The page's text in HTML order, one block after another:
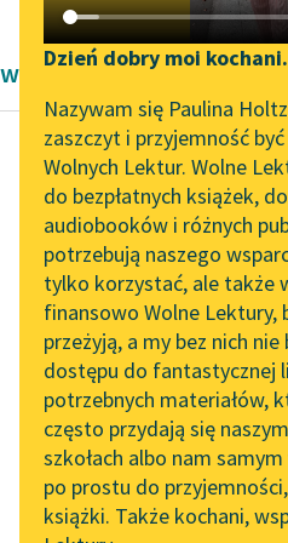
Katalog DAISY
Podkasty o książkach
Aktualności
„Prokurator Alicja Horn”
do słuchania
Byliśmy częścią AI Impact
Lab
Zapraszamy na spotkanie
online z tłumaczkami
literatury skandynawskiej
Spotkanie z Katarzyną
Tunkiel w Oslo
102. lata temu zmarł
Joseph Conrad
Dzień dobry moi kochani.
Nazywam się Paulina
zaszczyt i przyjemność
Wolnych Lektur. Wolne
do bezpłatnych książek,
audiobooków i różnych
potrzebują naszego
tylko korzystać, ale także
finansowo Wolne Lektury,
przeżyją, a my bez nich
dostępu do fantastycznej
potrzebnych materiałów,
często przydają się
szkołach albo nam
po prostu do
książki. Także kochani,
wiersze